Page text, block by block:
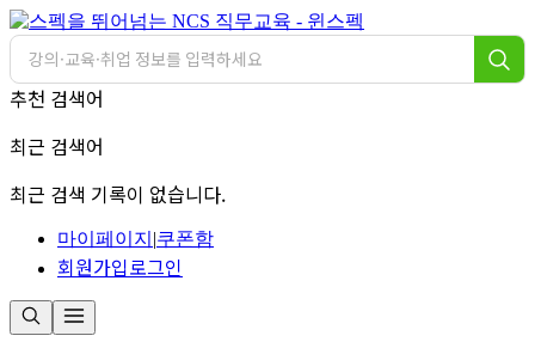
추천 검색어
최근 검색어
최근 검색 기록이 없습니다.
마이페이지 |쿠폰함
회원가입로그인